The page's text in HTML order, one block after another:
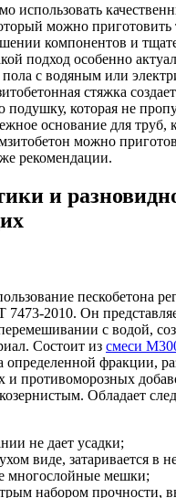
использовать
можно приготовить
компонентов и
подход особенно
пола с водяным или
стяжка создает
которая не
основание для труб,
можно
рекомендации.
и
пескобетона
2010. Он
с водой,
Состоит из смеси
определенной фракции,
противоморозных
Обладает
не дает усадки;
виде, затаривается в
многослойные мешки;
набором прочности,